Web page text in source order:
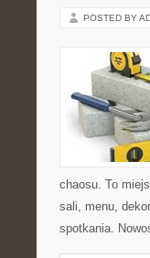
POSTED BY
chaosu. To
sali, menu,
spotkania.